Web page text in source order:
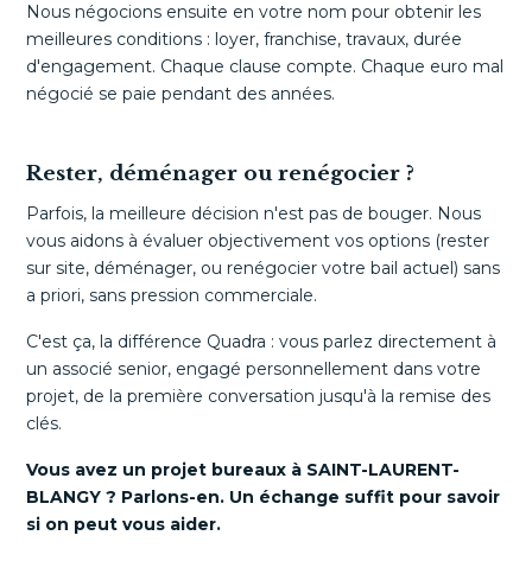
Nous négocions ensuite en votre nom pour obtenir les
meilleures conditions : loyer, franchise, travaux, durée
d'engagement. Chaque clause compte. Chaque euro mal
négocié se paie pendant des années.
Rester, déménager ou renégocier ?
Parfois, la meilleure décision n'est pas de bouger. Nous
vous aidons à évaluer objectivement vos options (rester
sur site, déménager, ou renégocier votre bail actuel) sans
a priori, sans pression commerciale.
C'est ça, la différence Quadra : vous parlez directement à
un associé senior, engagé personnellement dans votre
projet, de la première conversation jusqu'à la remise des
clés.
Vous avez un projet bureaux à SAINT-LAURENT-
BLANGY ? Parlons-en. Un échange suffit pour savoir
si on peut vous aider.